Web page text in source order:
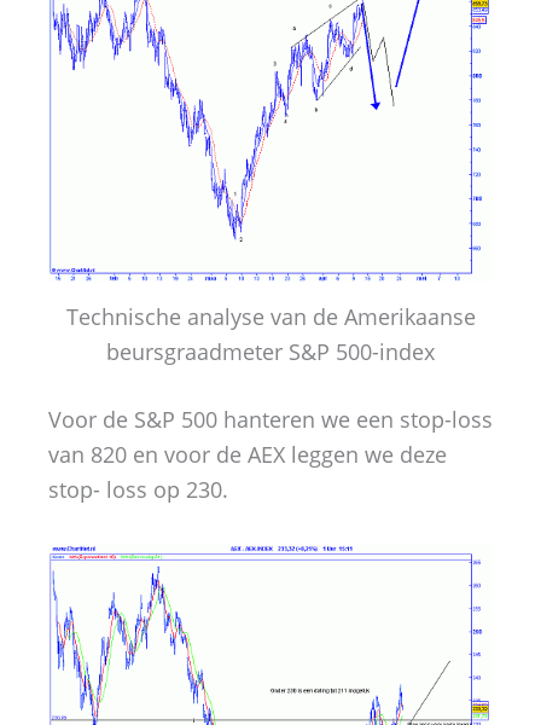
Technische analyse van de Amerikaanse
beursgraadmeter S&P 500-index
Voor de S&P 500 hanteren we een stop-loss
van 820 en voor de AEX leggen we deze
stop- loss op 230.